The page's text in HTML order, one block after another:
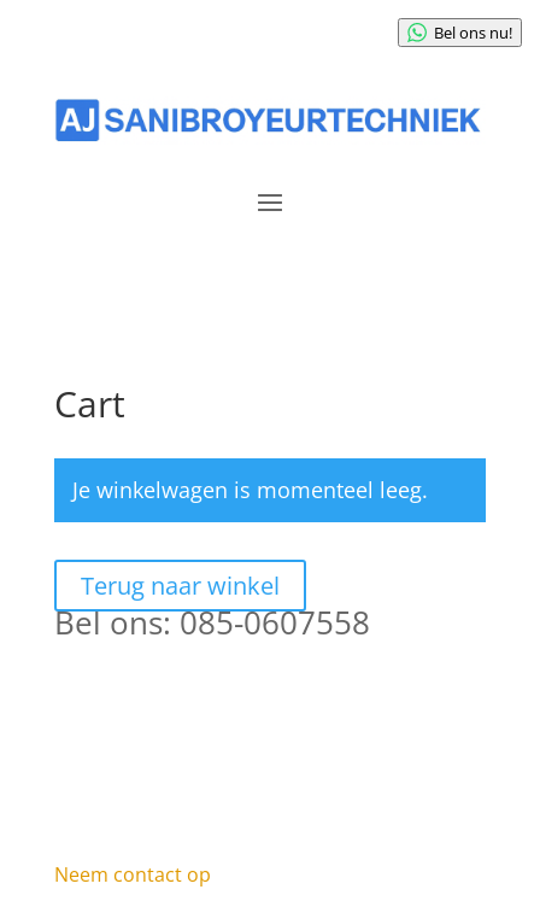
Cart
Je winkelwagen is momenteel leeg.
Terug naar winkel
Bel ons: 085-0607558
Neem contact op
Bel ons nu!